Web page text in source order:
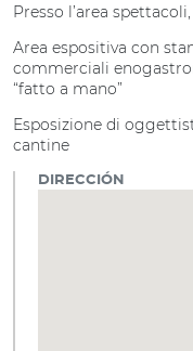
Presso l’area
Area espositiva con
commerciali
“fatto a mano”
Esposizione di
cantine
DIRECCIÓN